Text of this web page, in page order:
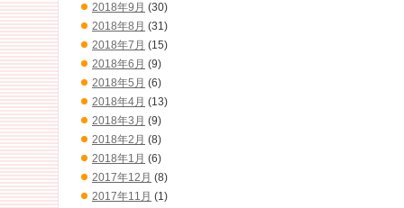
2018年9月 (30)
2018年8月 (31)
2018年7月 (15)
2018年6月 (9)
2018年5月 (6)
2018年4月 (13)
2018年3月 (9)
2018年2月 (8)
2018年1月 (6)
2017年12月 (8)
2017年11月 (1)